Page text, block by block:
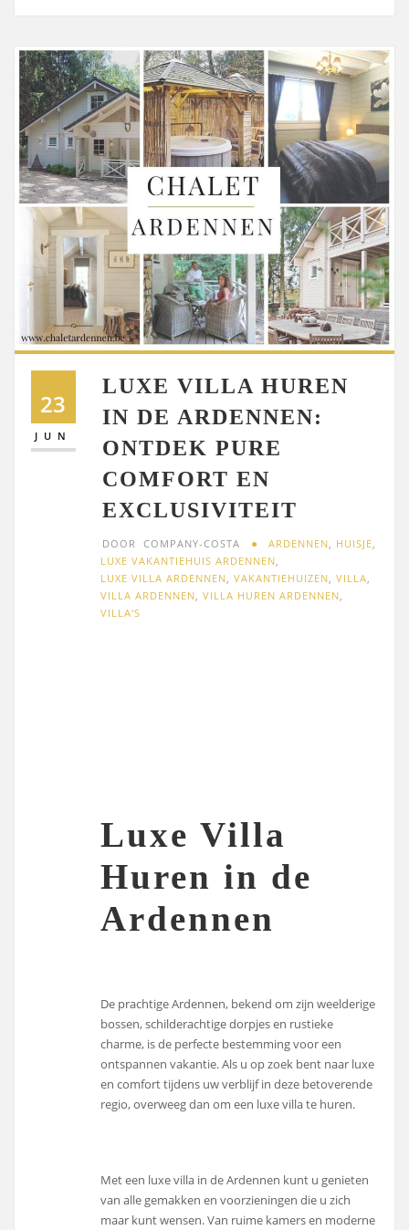
23
JUN
LUXE VILLA HUREN
IN DE ARDENNEN:
ONTDEK PURE
COMFORT EN
EXCLUSIVITEIT
DOOR COMPANY-COSTA ARDENNEN, HUISJE,
LUXE VAKANTIEHUIS ARDENNEN,
LUXE VILLA ARDENNEN,VAKANTIEHUIZEN,VILLA,
VILLA ARDENNEN,VILLA HUREN ARDENNEN,
VILLA'S
Luxe Villa
Huren in de
Ardennen
De prachtige Ardennen, bekend om zijn weelderige
bossen, schilderachtige dorpjes en rustieke
charme, is de perfecte bestemming voor een
ontspannen vakantie. Als u op zoek bent naar luxe
en comfort tijdens uw verblijf in deze betoverende
regio, overweeg dan om een luxe villa te huren.
Met een luxe villa in de Ardennen kunt u genieten
van alle gemakken en voorzieningen die u zich
maar kunt wensen. Van ruime kamers en moderne